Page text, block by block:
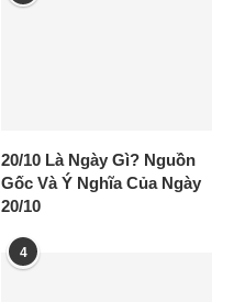
20/10 Là Ngày Gì? Nguồn
Gốc Và Ý Nghĩa Của Ngày
20/10
4